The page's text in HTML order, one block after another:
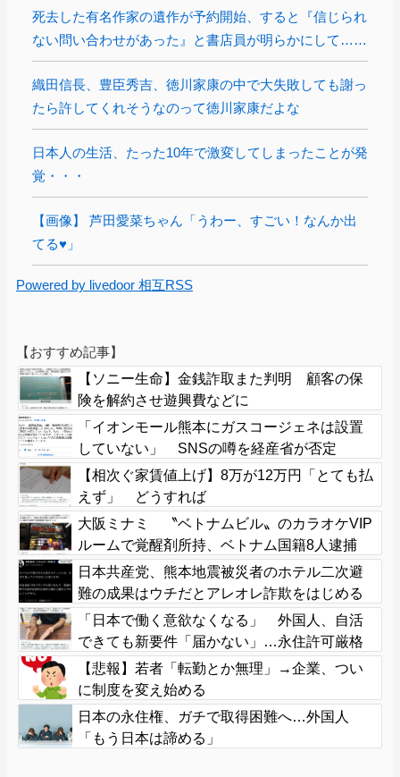
死去した有名作家の遺作が予約開始、すると『信じられ
ない問い合わせがあった』と書店員が明らかにして……
織田信長、豊臣秀吉、徳川家康の中で大失敗しても謝っ
たら許してくれそうなのって徳川家康だよな
日本人の生活、たった10年で激変してしまったことが発
覚・・・
【画像】 芦田愛菜ちゃん「うわー、すごい！なんか出
てる♥」
Powered by livedoor 相互RSS
【おすすめ記事】
【ソニー生命】金銭詐取また判明 顧客の保
険を解約させ遊興費などに
「イオンモール熊本にガスコージェネは設置
していない」 SNSの噂を経産省が否定
【相次ぐ家賃値上げ】8万が12万円「とても払
えず」 どうすれば
大阪ミナミ 〝ベトナムビル〟のカラオケVIP
ルームで覚醒剤所持、ベトナム国籍8人逮捕
日本共産党、熊本地震被災者のホテル二次避
難の成果はウチだとアレオレ詐欺をはじめる
「日本で働く意欲なくなる」 外国人、自活
できても新要件「届かない」…永住許可厳格
化で「日本離れ」か
【悲報】若者「転勤とか無理」→企業、つい
に制度を変え始める
日本の永住権、ガチで取得困難へ…外国人
「もう日本は諦める」